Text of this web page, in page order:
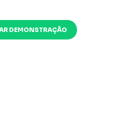
DEMONSTRAÇÃO